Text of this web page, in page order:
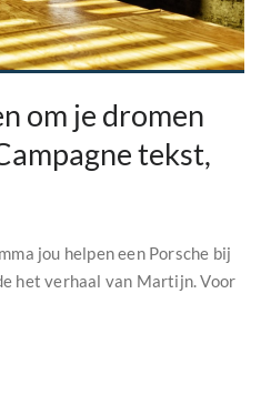
om je dromen
tekst,
jou helpen een Porsche bij
het verhaal van Martijn. Voor